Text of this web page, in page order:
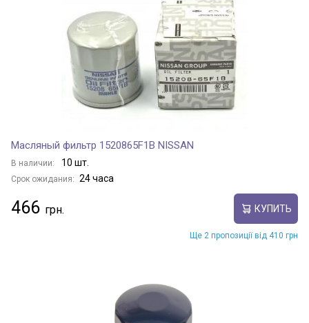
Масляный фильтр 1520865F1B NISSAN
В наличии: 10 шт.
Срок ожидания: 24 часа
466 КУПИТЬ
Ще 2 пропозиції від 410 грн